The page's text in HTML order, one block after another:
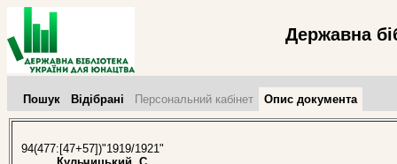
Державна
Пошук Відібрані Персональний кабінет Опис документа
94(477:[47+57])"1919/1921"